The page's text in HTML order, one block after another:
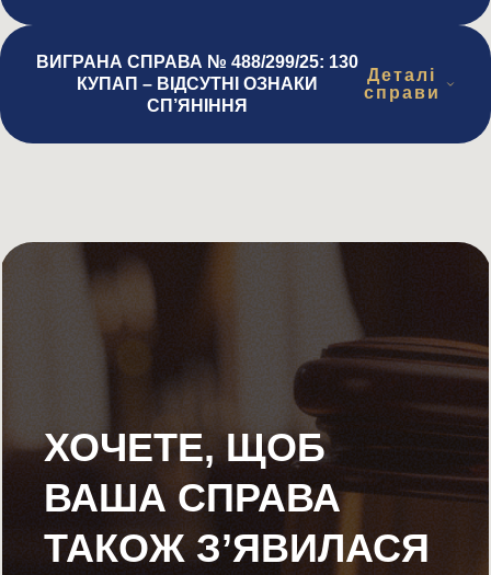
ВИГРАНА СПРАВА № 488/299/25: 130
КУПАП – ВІДСУТНІ ОЗНАКИ
СП’ЯНІННЯ
Деталі
справи
ХОЧЕТЕ, ЩОБ
ВАША СПРАВА
ТАКОЖ З’ЯВИЛАСЯ